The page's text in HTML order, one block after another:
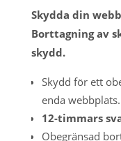
Skydda din
Borttagning av
skydd.
Skydd för ett
enda webbplats.
12-timmars
Obegränsad